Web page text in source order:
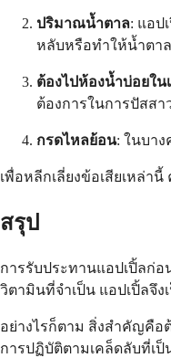
ปริมาณน้ำตาล: แอป
หลับหรือทำให้น้ำตา
ต้องไปห้องน้ำบ่อยใน
ต้องการในการปัสส
กรดไหลย้อน: ในบา
เพื่อหลีกเลี่ยงข้อเสียเหล่
สรุป
การรับประทานแอปเปิ้ลก่
วิตามินที่จำเป็น แอปเปิ้ลจึ
อย่างไรก็ตาม สิ่งสำคัญคือ
การปฏิบัติตามเคล็ดลับที่เ